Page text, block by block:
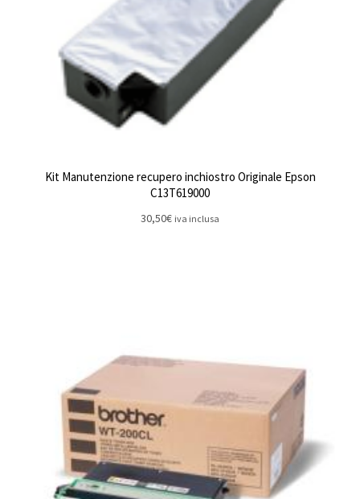
Kit Manutenzione recupero inchiostro Originale Epson
C13T619000
30,50€ iva inclusa